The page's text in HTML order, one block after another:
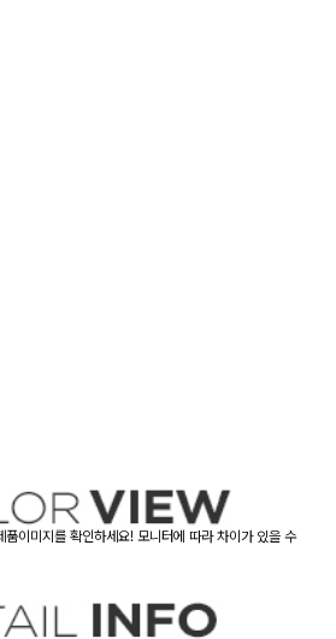
이미지를 확인하세요! 모니터에 따라 차이가 있을 수